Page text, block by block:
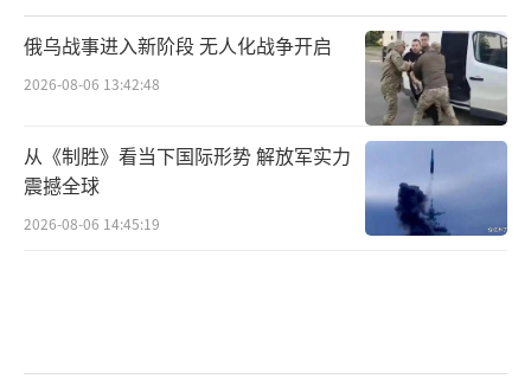
俄乌战事进入新阶段 无人化战争开启
2026-08-06 13:42:48
从《制胜》看当下国际形势 解放军实力
震撼全球
2026-08-06 14:45:19